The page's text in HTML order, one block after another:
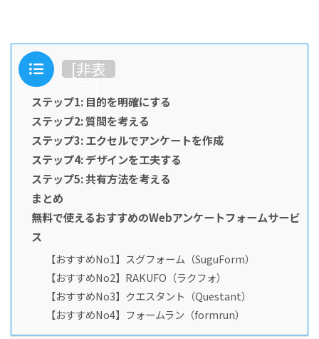
目次 [非表
ステップ1: 目的を明確にする
ステップ2: 質問を考える
ステップ3: エクセルでアンケートを作成
ステップ4: デザインを工夫する
ステップ5: 共有方法を考える
まとめ
無料で使えるおすすめのWebアンケートフォームサービ
ス
【おすすめNo1】スグフォーム（SuguForm）
【おすすめNo2】RAKUFO（ラクフォ）
【おすすめNo3】クエスタント（Questant）
【おすすめNo4】フォームラン（formrun）